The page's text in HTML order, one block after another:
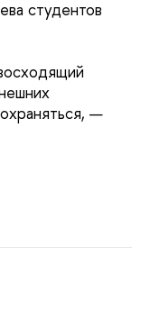
студентов
—